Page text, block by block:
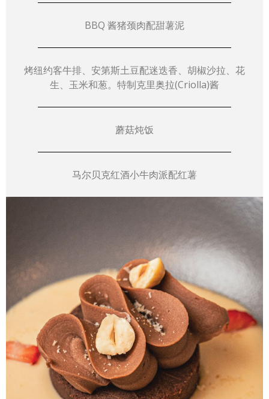
BBQ 酱猪颈肉配甜薯泥
烤纽约客牛排、安第斯土豆配迷迭香、胡椒沙拉、花
生、玉米和葱。特制克里奥拉(Criolla)酱
蘑菇炖饭
马尔贝克红酒小牛肉派配红薯